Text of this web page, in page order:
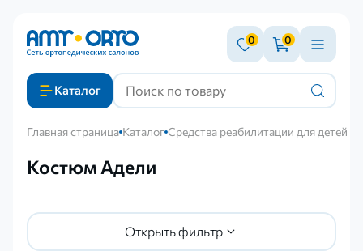
0 0
Каталог
Главная страница Каталог Средства реабилитации для детей
Костюм Адели
Открыть фильтр